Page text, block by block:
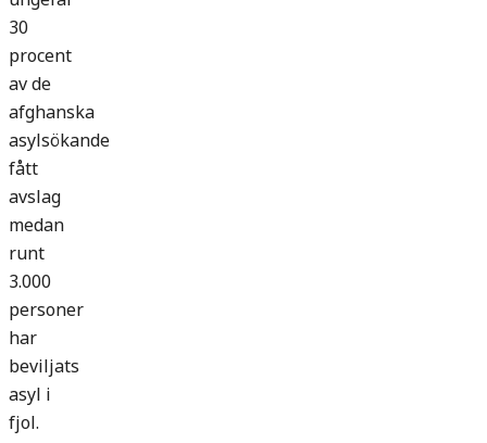
30
procent
av de
afghanska
asylsökande
fått
avslag
medan
runt
3.000
personer
har
beviljats
asyl i
fjol.